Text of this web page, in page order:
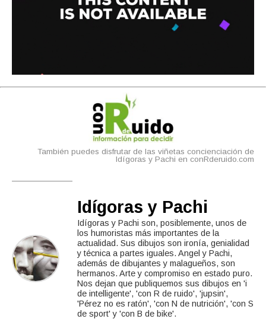
También puedes disfrutar de las viñetas concienciación de
Idígoras y Pachi en conRderuido.com
Idígoras y Pachi
Idígoras y Pachi son, posiblemente, unos de
los humoristas más importantes de la
actualidad. Sus dibujos son ironía, genialidad
y técnica a partes iguales. Angel y Pachi,
además de dibujantes y malagueños, son
hermanos. Arte y compromiso en estado puro.
Nos dejan que publiquemos sus dibujos en 'i
de intelligente', 'con R de ruido', 'jupsin',
'Pérez no es ratón', 'con N de nutrición', 'con S
de sport' y 'con B de bike'.